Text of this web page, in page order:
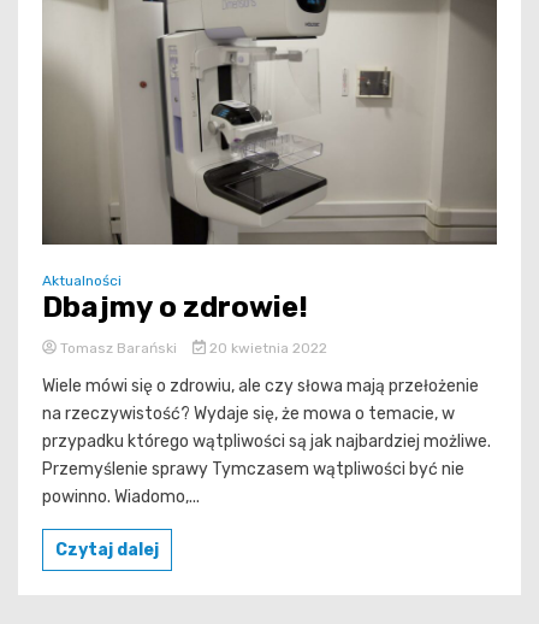
Aktualności
Dbajmy o zdrowie!
Tomasz Barański 20 kwietnia 2022
Wiele mówi się o zdrowiu, ale czy słowa mają przełożenie
na rzeczywistość? Wydaje się, że mowa o temacie, w
przypadku którego wątpliwości są jak najbardziej możliwe.
Przemyślenie sprawy Tymczasem wątpliwości być nie
powinno. Wiadomo,...
Czytaj dalej